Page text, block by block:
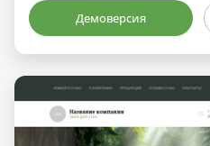
Демоверсия